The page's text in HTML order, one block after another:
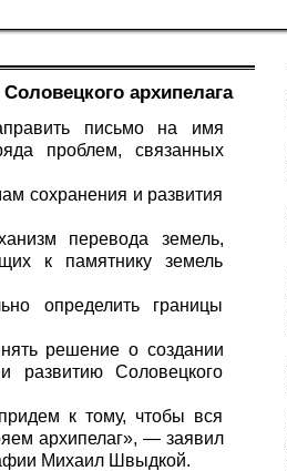
архипелага
письмо на имя
проблем, связанных
сохранения и развития
перевода земель,
к памятнику земель
определить границы
решение о создании
развитию Соловецкого
к тому, чтобы вся
архипелаг», — заявил
Михаил Швыдкой.